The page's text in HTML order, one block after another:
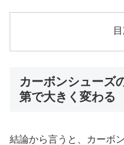
カーボンシューズ
第で大きく変わる
結論から言うと、カーボ